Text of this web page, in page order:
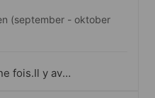
(september - oktober
fois.Il y avait